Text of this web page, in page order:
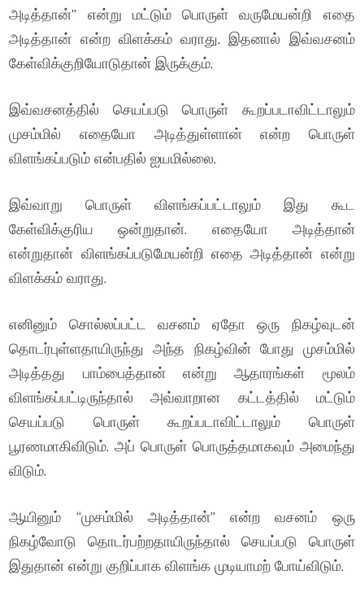
அடித்தான்” என்று மட்டும் பொருள் வருமேயன்றி எதை
அடித்தான் என்ற விளக்கம் வராது. இதனால் இவ்வசனம்
கேள்விக்குறியோடுதான் இருக்கும்.
இவ்வசனத்தில் செயப்படு பொருள் கூறப்படாவிட்டாலும்
முசம்மில் எதையோ அடித்துள்ளான் என்ற பொருள்
விளங்கப்படும் என்பதில் ஐயமில்லை.
இவ்வாறு பொருள் விளங்கப்பட்டாலும் இது கூட
கேள்விக்குரிய ஒன்றுதான். எதையோ அடித்தான்
என்றுதான் விளங்கப்படுமேயன்றி எதை அடித்தான் என்று
விளக்கம் வராது.
எனினும் சொல்லப்பட்ட வசனம் ஏதோ ஒரு நிகழ்வுடன்
தொடர்புள்ளதாயிருந்து அந்த நிகழ்வின் போது முசம்மில்
அடித்தது பாம்பைத்தான் என்று ஆதாரங்கள் மூலம்
விளங்கப்பட்டிருந்தால் அவ்வாறான கட்டத்தில் மட்டும்
செயப்படு பொருள் கூறப்படாவிட்டாலும் பொருள்
பூரணமாகிவிடும். அப் பொருள் பொருத்தமாகவும் அமைந்து
விடும்.
ஆயினும் “முசம்மில் அடித்தான்” என்ற வசனம் ஒரு
நிகழ்வோடு தொடர்பற்றதாயிருந்தால் செயப்படு பொருள்
இதுதான் என்று குறிப்பாக விளங்க முடியாமற் போய்விடும்.